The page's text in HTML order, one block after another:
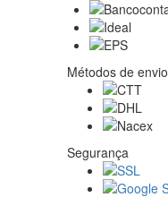
Métodos de envio
Segurança